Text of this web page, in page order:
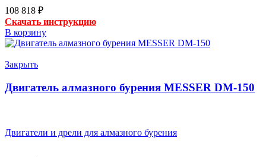
108 818 ₽
Скачать инструкцию
В корзину
Закрыть
Двигатель алмазного бурения MESSER DM-150
Двигатели и дрели для алмазного бурения